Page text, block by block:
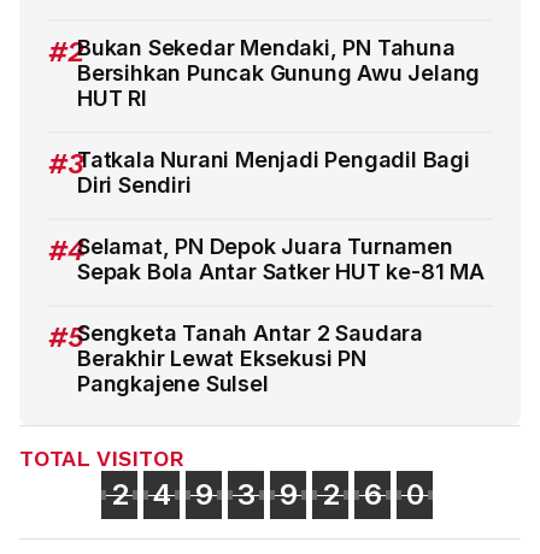
#2Bukan Sekedar Mendaki, PN Tahuna
Bersihkan Puncak Gunung Awu Jelang
HUT RI
#3Tatkala Nurani Menjadi Pengadil Bagi
Diri Sendiri
#4Selamat, PN Depok Juara Turnamen
Sepak Bola Antar Satker HUT ke-81 MA
#5Sengketa Tanah Antar 2 Saudara
Berakhir Lewat Eksekusi PN
Pangkajene Sulsel
TOTAL VISITOR
2 4 9 3 9 2 6 0